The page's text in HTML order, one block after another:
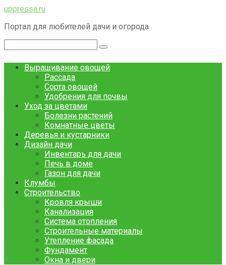
Перейти
контенту
uppressa.ru
Портал для любителей дачи и огорода
Выращивание овощей
Рассада
Сорта овощей
Удобрения для почвы
Уход за цветами
Болезни растений
Комнатные цветы
Деревья и кустарники
Дизайн дачи
Инвентарь для дачи
Печь в доме
Газон для дачи
Клумбы
Строительство
Кровля крыши
Канализация
Система отопления
Строительные материалы
Утепление фасада
Фундамент
Окна и двери